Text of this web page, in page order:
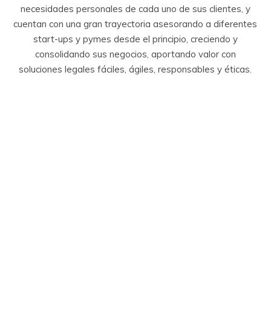
necesidades personales de cada uno de sus clientes, y
cuentan con una gran trayectoria asesorando a diferentes
start-ups y pymes desde el principio, creciendo y
consolidando sus negocios, aportando valor con
soluciones legales fáciles, ágiles, responsables y éticas.